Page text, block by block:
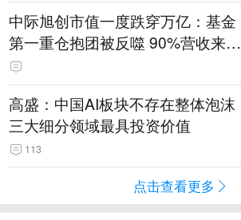
中际旭创市值一度跌穿万亿：基金
第一重仓抱团被反噬 90%营收来自
海外存压力
高盛：中国AI板块不存在整体泡沫
三大细分领域最具投资价值
113
点击查看更多